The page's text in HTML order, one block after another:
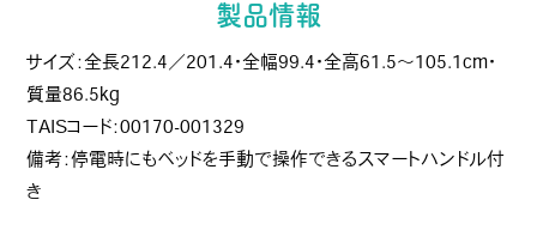
製品情報
サイズ：全長212.4／201.4・全幅99.4・全高61.5〜105.1cm・
質量86.5kg
TAISコード：00170-001329
備考：停電時にもベッドを手動で操作できるスマートハンドル付
き